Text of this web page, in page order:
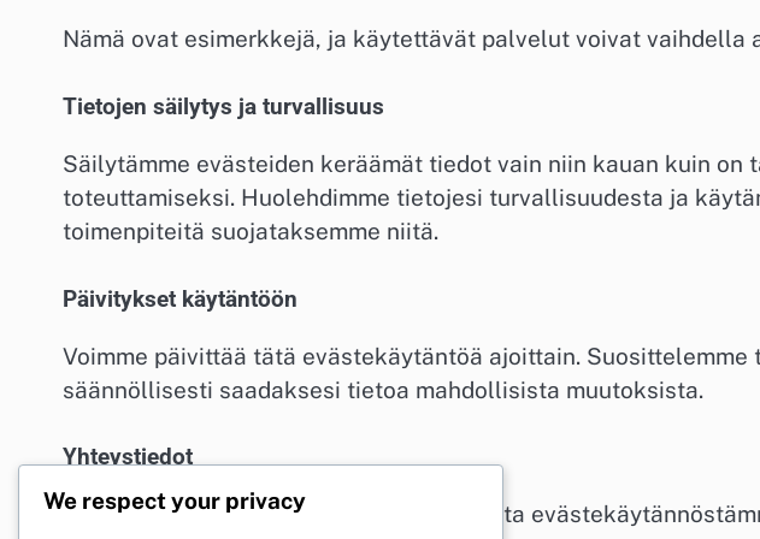
Nämä ovat esimerkkejä, ja käytettävät palvelut voivat vaihdella
Tietojen säilytys ja turvallisuus
Säilytämme evästeiden keräämät tiedot vain niin kauan kuin on
toteuttamiseksi. Huolehdimme tietojesi turvallisuudesta ja
toimenpiteitä suojataksemme niitä.
Päivitykset käytäntöön
Voimme päivittää tätä evästekäytäntöä ajoittain. Suosittelemme
säännöllisesti saadaksesi tietoa mahdollisista muutoksista.
Yhteystiedot
Jos sinulla on kysymyksiä tai huolenaiheita
We respect your privacy